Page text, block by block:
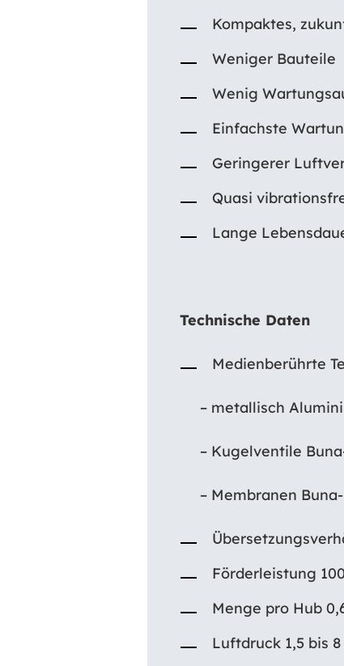
Kompaktes,
Weniger Bauteile
Wenig
Einfachste
Geringerer
Quasi
Lange
Technische Daten
Medienberührte
– metallisch
– Kugelventile
– Membranen
Förderleistung
Menge pro Hub
Luftdruck 1,5 bis